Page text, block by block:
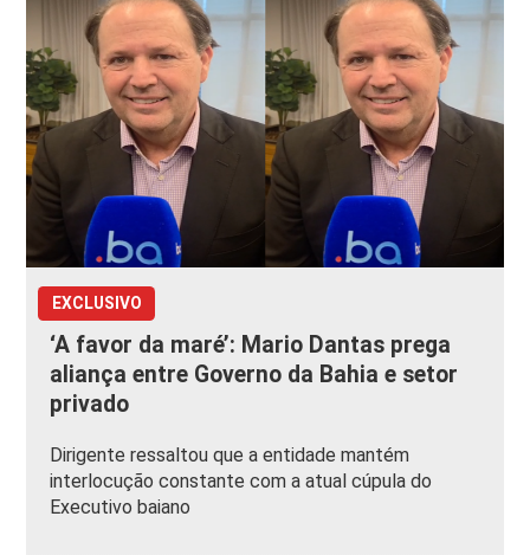
EXCLUSIVO
‘A favor da maré’: Mario Dantas prega
aliança entre Governo da Bahia e setor
privado
Dirigente ressaltou que a entidade mantém
interlocução constante com a atual cúpula do
Executivo baiano